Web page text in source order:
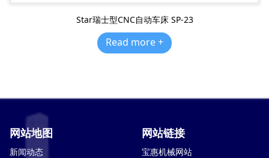
Star瑞士型CNC自动车床 SP-23
Read more +
网站地图
新闻动态
网站链接
宝惠机械网站